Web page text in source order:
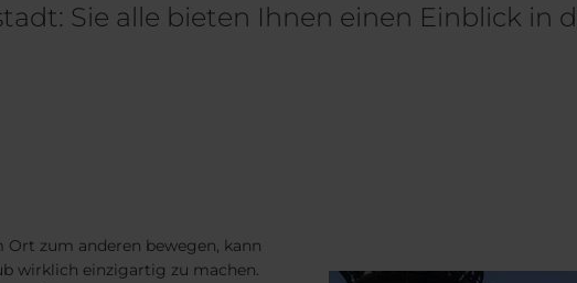
Sie alle bieten Ihnen einen Einblick in
zum anderen bewegen, kann
wirklich einzigartig zu machen.